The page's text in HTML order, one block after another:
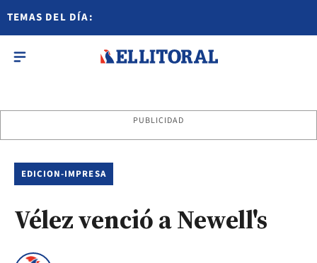
TEMAS DEL DÍA:
PUBLICIDAD
EDICION-IMPRESA
Vélez venció a Newell's